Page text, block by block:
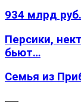
934 млрд
Персики,
бьют…
Семья из